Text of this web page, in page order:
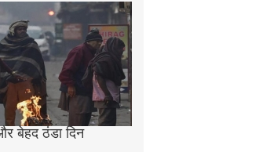
बेहद ठंडा दिन